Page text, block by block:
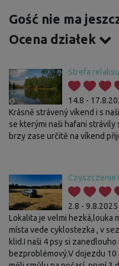
Gość nie ma
Ocena działek
Strefa
14.8 -
Krásně strávený víkend i s
se kterými naši hafani
brzy zase určitě na víkend
Czyszczenie
2.8 - 9.8.2025
Lokalita je velmi hezká,louka
místa vede cyklostezka , v
klid.I naši 4 psy si
bezproblémový.V dojezdu 10